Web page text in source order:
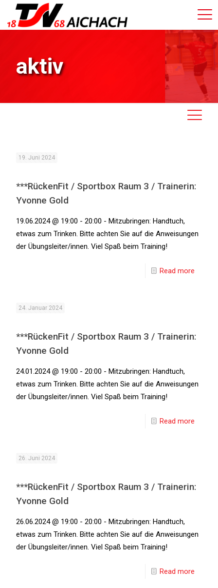
aktiv
19. Juni 2024
***RückenFit / Sportbox Raum 3 / Trainerin:
Yvonne Gold
19.06.2024 @ 19:00 - 20:00 - Mitzubringen: Handtuch,
etwas zum Trinken. Bitte achten Sie auf die Anweisungen
der Übungsleiter/innen. Viel Spaß beim Training!
Read more
24. Januar 2024
***RückenFit / Sportbox Raum 3 / Trainerin:
Yvonne Gold
24.01.2024 @ 19:00 - 20:00 - Mitzubringen: Handtuch,
etwas zum Trinken. Bitte achten Sie auf die Anweisungen
der Übungsleiter/innen. Viel Spaß beim Training!
Read more
26. Juni 2024
***RückenFit / Sportbox Raum 3 / Trainerin:
Yvonne Gold
26.06.2024 @ 19:00 - 20:00 - Mitzubringen: Handtuch,
etwas zum Trinken. Bitte achten Sie auf die Anweisungen
der Übungsleiter/innen. Viel Spaß beim Training!
Read more